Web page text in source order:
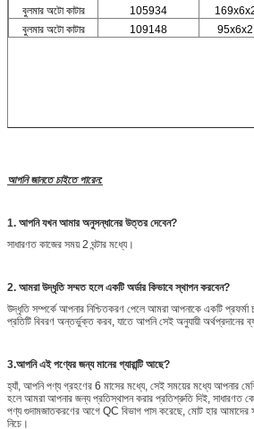
বুলমার অটো কাটার
105934
169x6x2
বুলমার অটো কাটার
109148 95x6x2
আপনি জানতে চাইতে পারেন:
1. আপনি যখন আমার অনুসন্ধানের উত্তর দেবেন?
সাধারণত কাজের সময় 2 ঘন্টার মধ্যে।
2. আমরা উদ্ধৃতি সম্মত হলে একটি অর্ডার কিভাবে স্থাপন করবেন?
উদ্ধৃতি সম্পর্কে আপনার নিশ্চিতকরণ পেলে আমরা আপনাকে একটি প্রফর্মা
প্রতিটি বিবরণ অন্তর্ভুক্ত করব, যাতে আপনি সেই অনুযায়ী অর্থপ্রদানের
3.আপনি এই পণ্যের জন্য মানের গ্যারান্টি আছে?
হ্যাঁ, আপনি পণ্য গ্রহণের 6 মাসের মধ্যে, সেই সময়ের মধ্যে আপনার
হলে আমরা আপনার জন্য প্রতিস্থাপন করার প্রতিশ্রুতি দিই, সাধারণত
পণ্য গুদামজাতকরণের আগে QC বিভাগ পাস করেছে, মোট হার আমাদের
নিচে।